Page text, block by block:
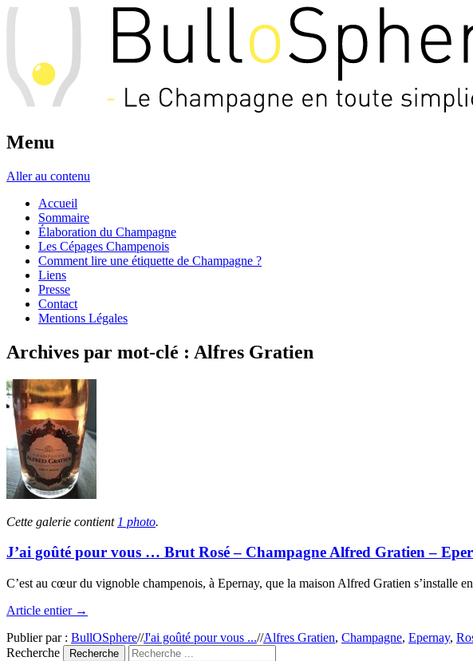
Menu
Aller au contenu
Accueil
Sommaire
Élaboration du Champagne
Les Cépages Champenois
Comment lire une étiquette de Champagne ?
Liens
Presse
Contact
Mentions Légales
Archives par mot-clé : Alfres Gratien
Cette galerie contient 1 photo.
J’ai goûté pour vous … Brut Rosé – Champagne Alfred Gratien –
C’est au cœur du vignoble champenois, à Epernay, que la maison Alfred Gratien s’installe
Article entier →
Publier par : BullOSphere//J'ai goûté pour vous ...//Alfres Gratien, Champagne, Epernay,
Recherche